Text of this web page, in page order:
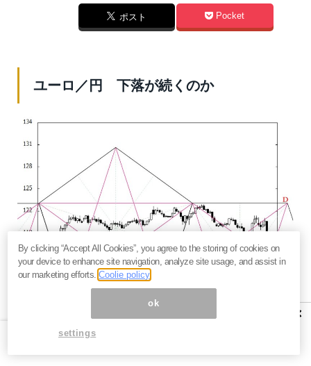
ポスト Pocket
ユーロ／円 下落が続くのか
＜先週の動き＞
×
By clicking “Accept All Cookies”, you agree to the storing of cookies on
your device to enhance site navigation, analyze site usage, and assist in
our marketing efforts.Coolie policy
ok
settings